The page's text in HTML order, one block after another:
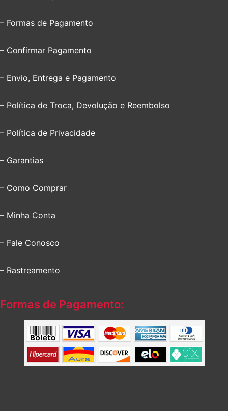
– Formas de Pagamento
– Confirmar Pagamento
– Envio, Entrega e Pagamento
– Política de Troca, Devolução e Reembolso
– Política de Privacidade
– Garantias
– Como Comprar
– Minha Conta
– Fale Conosco
– Rastreamento
Formas de Pagamento: